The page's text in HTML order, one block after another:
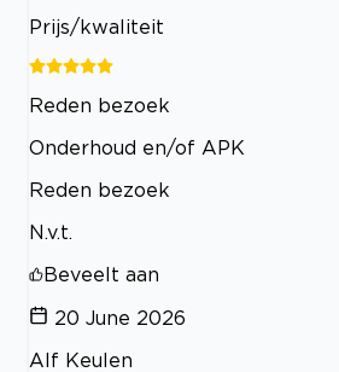
Prijs/kwaliteit
Reden bezoek
Onderhoud en/of APK
Reden bezoek
N.v.t.
Beveelt aan
20 June 2026
Alf Keulen